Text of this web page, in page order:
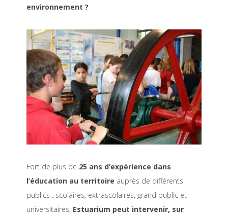
environnement ?
Fort de plus de 25 ans d’expérience dans
l’éducation au territoire auprès de différents
publics : scolaires, extrascolaires, grand public et
universitaires, Estuarium peut intervenir, sur